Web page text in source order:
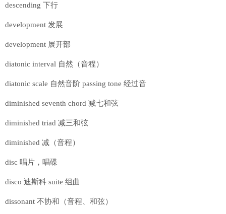
descending 下行
development 发展
development 展开部
diatonic interval 自然（音程）
diatonic scale 自然音阶 passing tone 经过音
diminished seventh chord 减七和弦
diminished triad 减三和弦
diminished 减（音程）
disc 唱片，唱碟
disco 迪斯科 suite 组曲
dissonant 不协和（音程、和弦）